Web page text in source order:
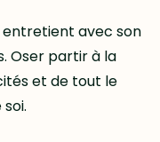
entretient avec son
Oser partir à la
et de tout le